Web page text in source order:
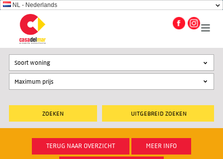
NL - Nederlands
UITGEBREID ZOEKEN
Soort woning
TERUG NAAR OVERZICHT MEER INFO